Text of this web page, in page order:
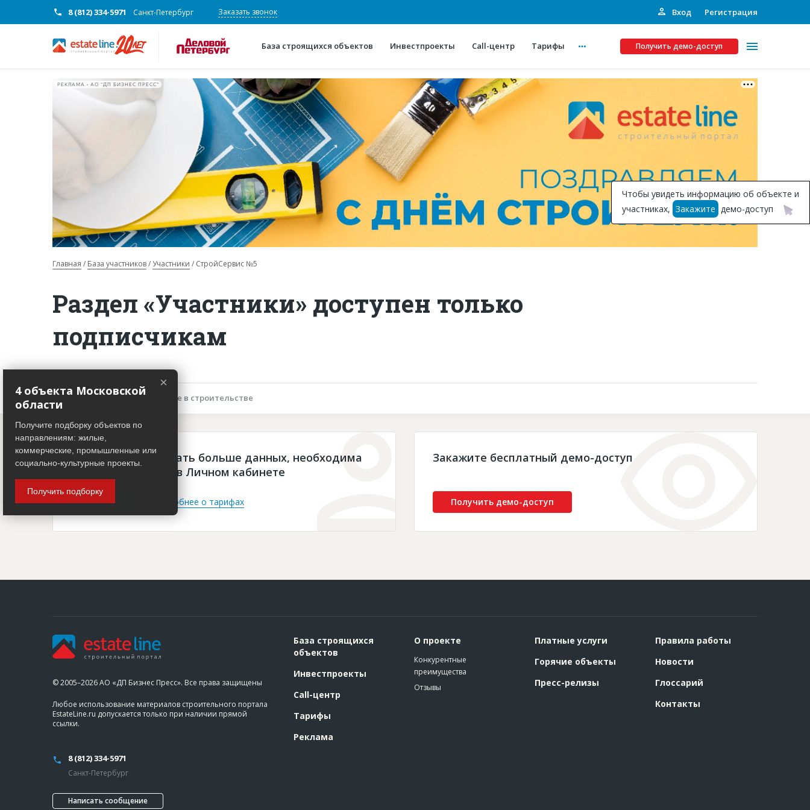
8 (812) 334-5971 Санкт-Петербург Заказать звонок Вход Регистрация
База строящихся объектов Инвестпроекты Call-центр Тарифы Получить демо-доступ
О проекте
Конкурентные преимущества
Горячие объекты
Глоссарий
Платные услуги
Рекламодателям
Инвестпроекты
Подписка на Базу
РЕКЛАМА • АО "ДП БИЗНЕС ПРЕСС"
Главная База участников Участники СтройСервис №5
Раздел «Участники» доступен только
подписчикам
Описание объекта Участие в строительстве
Чтобы просматривать больше данных, необходима
платная подписка в Личном кабинете
Войти Подробнее о тарифах
Закажите бесплатный демо-доступ
Получить демо-доступ
Чтобы увидеть информацию об объекте и
участниках, Закажите демо-доступ
© 2005–2026 АО «ДП Бизнес Пресс». Все права защищены
Любое использование материалов строительного портала
EstateLine.ru допускается только при наличии прямой
ссылки.
8 (812) 334-5971
Санкт-Петербург
Написать сообщение
База строящихся
объектов
Инвестпроекты
Call-центр
Тарифы
Реклама
О проекте
Конкурентные
преимущества
Отзывы
Платные услуги
Горячие объекты
Пресс-релизы
Правила работы
Новости
Глоссарий
Контакты
×
4 объекта Московской
области
Получите подборку объектов по
направлениям: жилые,
коммерческие, промышленные или
социально-культурные проекты.
Получить подборку